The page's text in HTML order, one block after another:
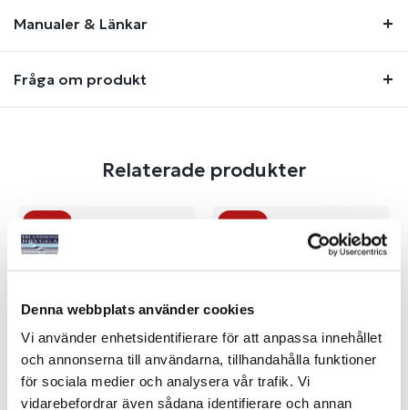
Denna webbplats använder cookies
Vi använder enhetsidentifierare för att anpassa innehållet
och annonserna till användarna, tillhandahålla funktioner
för sociala medier och analysera vår trafik. Vi
vidarebefordrar även sådana identifierare och annan
Manualer & Länkar
Fråga om produkt
Relaterade produkter
-18%
VICTRON SMARTSHUNT
-31%
VICTRON CERBO GX MK2